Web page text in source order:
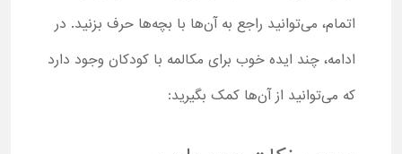
اتمام، می‌توانید راجع به آن‌ها با بچه‌ها حرف بزنید. در
ادامه، چند ایده خوب برای مکالمه با کودکان وجود دارد
که می‌توانید از آن‌ها کمک بگیرید: